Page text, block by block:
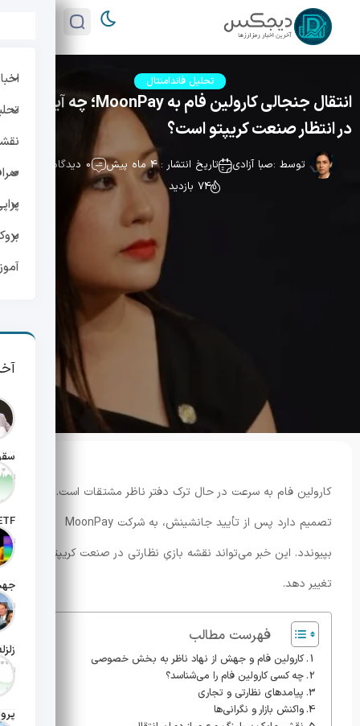
تاریخ
تاریخ
تاریخ
تاریخ
تحلیل فاندامنتال
انتقال جنجالی کارولین فام به MoonPay؛ چه آینده‌ای
در انتظار صنعت کریپتو است؟
توسط :صبا آزادی تاریخ انتشار : 4 ماه پیش
0 دیدگاه
74 بازدید
کارولین فام به سرعت در حال ترک دفتر ناظر مشتقات است. او
تصمیم دارد پس از تأیید جانشینش، به شرکت MoonPay
بپیوندد. این خبر می‌تواند نقشه بازیِ نظارتی در صنعت کریپتو را
تغییر دهد.
فهرست مطالب
کارولین فام و جهش از نهاد ناظر به بخش خصوصی
چه کسی کارولین فام را می‌شناسد؟
پیامدهای نظارتی و تجاری
واکنش بازار و نگرانی‌ها